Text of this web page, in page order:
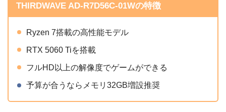
THIRDWAVE AD-R7D56C-01Wの特徴
Ryzen 7搭載の高性能モデル
RTX 5060 Tiを搭載
フルHD以上の解像度でゲームができる
予算が合うならメモリ32GB増設推奨